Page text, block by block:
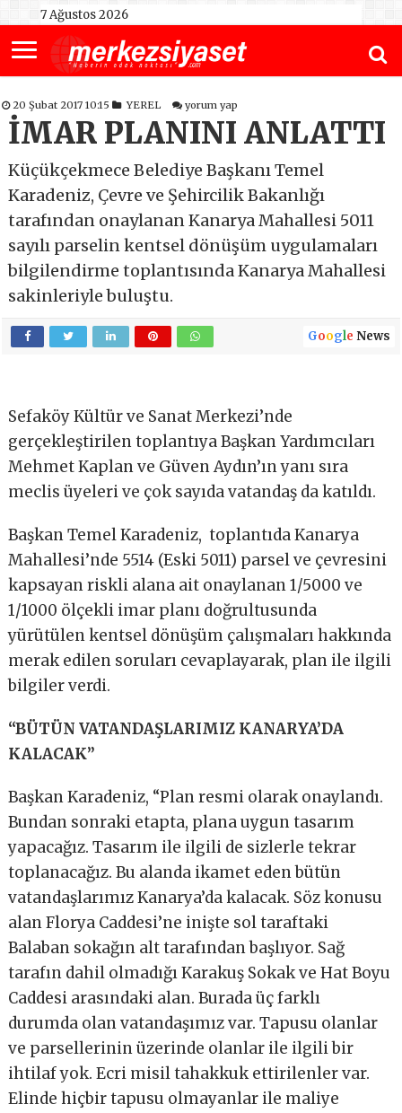
7 Ağustos 2026
20 Şubat 2017 10:15 YEREL yorum yap
İMAR PLANINI ANLATTI
Küçükçekmece Belediye Başkanı Temel
Karadeniz, Çevre ve Şehircilik Bakanlığı
tarafından onaylanan Kanarya Mahallesi 5011
sayılı parselin kentsel dönüşüm uygulamaları
bilgilendirme toplantısında Kanarya Mahallesi
sakinleriyle buluştu.
Google News
Sefaköy Kültür ve Sanat Merkezi’nde
gerçekleştirilen toplantıya Başkan Yardımcıları
Mehmet Kaplan ve Güven Aydın’ın yanı sıra
meclis üyeleri ve çok sayıda vatandaş da katıldı.
Başkan Temel Karadeniz, toplantıda Kanarya
Mahallesi’nde 5514 (Eski 5011) parsel ve çevresini
kapsayan riskli alana ait onaylanan 1/5000 ve
1/1000 ölçekli imar planı doğrultusunda
yürütülen kentsel dönüşüm çalışmaları hakkında
merak edilen soruları cevaplayarak, plan ile ilgili
bilgiler verdi.
“BÜTÜN VATANDAŞLARIMIZ KANARYA’DA
KALACAK”
Başkan Karadeniz, “Plan resmi olarak onaylandı.
Bundan sonraki etapta, plana uygun tasarım
yapacağız. Tasarım ile ilgili de sizlerle tekrar
toplanacağız. Bu alanda ikamet eden bütün
vatandaşlarımız Kanarya’da kalacak. Söz konusu
alan Florya Caddesi’ne inişte sol taraftaki
Balaban sokağın alt tarafından başlıyor. Sağ
tarafın dahil olmadığı Karakuş Sokak ve Hat Boyu
Caddesi arasındaki alan. Burada üç farklı
durumda olan vatandaşımız var. Tapusu olanlar
ve parsellerinin üzerinde olanlar ile ilgili bir
ihtilaf yok. Ecri misil tahakkuk ettirilenler var.
Elinde hiçbir tapusu olmayanlar ile maliye